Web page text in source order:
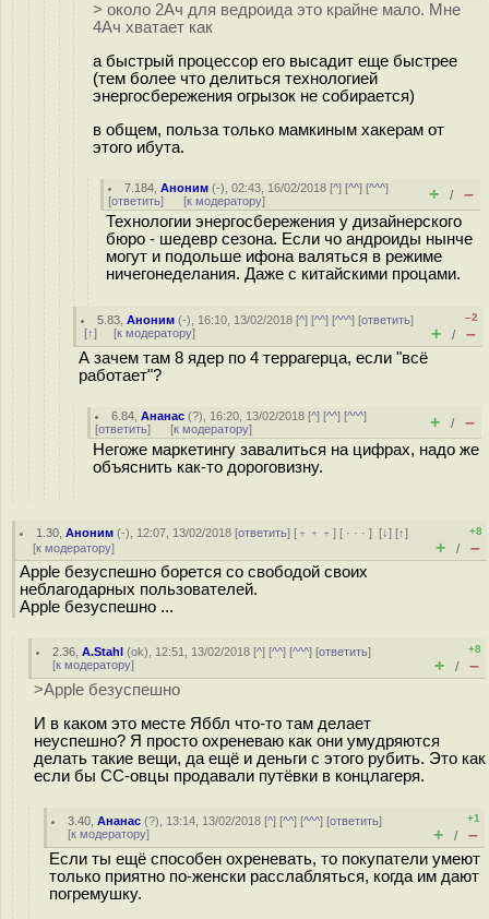
> около 2Ач для ведроида это крайне мало. Мне
4Ач хватает как
а быстрый процессор его высадит еще быстрее
(тем более что делиться технологией
энергосбережения огрызок не собирается)
в общем, польза только мамкиным хакерам от
этого ибута.
7.184 ,Аноним (-), 02:43, 16/02/2018 [^] [^^] [^^^]
[ответить] [к модератору] + / –
Технологии энергосбережения у дизайнерского
бюро - шедевр сезона. Если чо андроиды нынче
могут и подольше ифона валяться в режиме
ничегонеделания. Даже с китайскими процами.
5.83 ,Аноним (-), 16:10, 13/02/2018 [^] [^^] [^^^] [ответить]
[↑] [к модератору]
–2
+ / –
А зачем там 8 ядер по 4 террагерца, если "всё
работает"?
6.84 ,Ананас (?), 16:20, 13/02/2018 [^] [^^] [^^^]
[ответить] [к модератору] + / –
Негоже маркетингу завалиться на цифрах, надо же
объяснить как-то дороговизну.
1.30 ,Аноним (-), 12:07, 13/02/2018 [ответить] [ ﹢﹢﹢] [ · · ·][↓] [↑]
[к модератору]
+8
+ / –
Apple безуспешно борется со свободой своих
неблагодарных пользователей.
Apple безуспешно ...
2.36 ,A.Stahl (ok), 12:51, 13/02/2018 [^] [^^] [^^^] [ответить]
[к модератору]
+8
+ / –
>Apple безуспешно
И в каком это месте Яббл что-то там делает
неуспешно? Я просто охреневаю как они умудряются
делать такие вещи, да ещё и деньги с этого рубить. Это как
если бы СС-овцы продавали путёвки в концлагеря.
3.40 ,Ананас (?), 13:14, 13/02/2018 [^] [^^] [^^^] [ответить]
[к модератору]
+1
+ / –
Если ты ещё способен охреневать, то покупатели умеют
только приятно по-женски расслабляться, когда им дают
погремушку.